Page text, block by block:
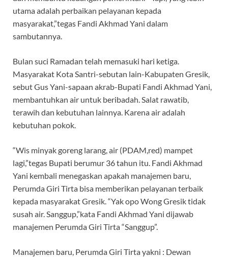
utama adalah perbaikan pelayanan kepada
masyarakat,”tegas Fandi Akhmad Yani dalam
sambutannya.
Bulan suci Ramadan telah memasuki hari ketiga.
Masyarakat Kota Santri-sebutan lain-Kabupaten Gresik,
sebut Gus Yani-sapaan akrab-Bupati Fandi Akhmad Yani,
membantuhkan air untuk beribadah. Salat rawatib,
terawih dan kebutuhan lainnya. Karena air adalah
kebutuhan pokok.
“Wis minyak goreng larang, air (PDAM,red) mampet
lagi,”tegas Bupati berumur 36 tahun itu. Fandi Akhmad
Yani kembali menegaskan apakah manajemen baru,
Perumda Giri Tirta bisa memberikan pelayanan terbaik
kepada masyarakat Gresik. “Yak opo Wong Gresik tidak
susah air. Sanggup,”kata Fandi Akhmad Yani dijawab
manajemen Perumda Giri Tirta “Sanggup”.
Manajemen baru, Perumda Giri Tirta yakni : Dewan